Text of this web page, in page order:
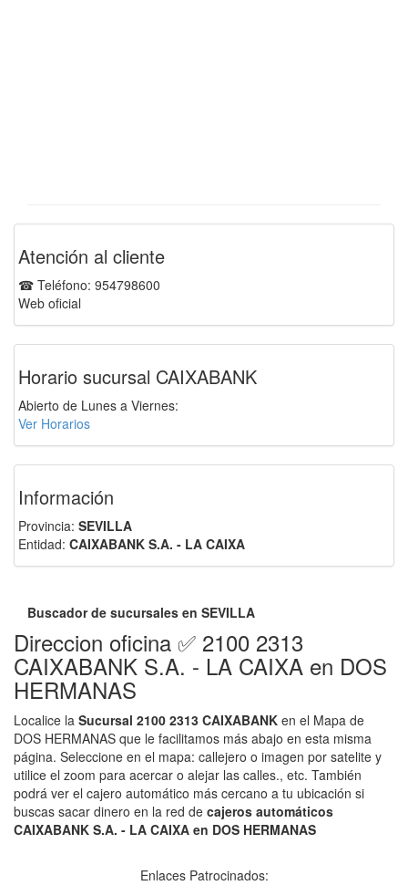
Atención al cliente
☎ Teléfono: 954798600
Web oficial
Horario sucursal CAIXABANK
Abierto de Lunes a Viernes:
Ver Horarios
Información
Provincia: SEVILLA
Entidad: CAIXABANK S.A. - LA CAIXA
Buscador de sucursales en SEVILLA
Direccion oficina ✅ 2100 2313
CAIXABANK S.A. - LA CAIXA en DOS
HERMANAS
Localice la Sucursal 2100 2313 CAIXABANK en el Mapa de
DOS HERMANAS que le facilitamos más abajo en esta misma
página. Seleccione en el mapa: callejero o imagen por satelite y
utilice el zoom para acercar o alejar las calles., etc. También
podrá ver el cajero automático más cercano a tu ubicación si
buscas sacar dinero en la red de cajeros automáticos
CAIXABANK S.A. - LA CAIXA en DOS HERMANAS
Enlaces Patrocinados: